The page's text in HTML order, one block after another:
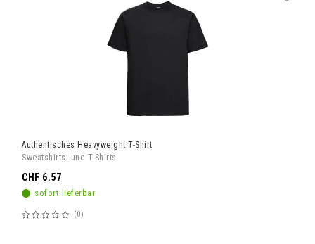
Authentisches Heavyweight T-Shirt
Sweatshirts- und T-Shirts
sofort lieferbar
Bewertung:
0
CHF 6.57